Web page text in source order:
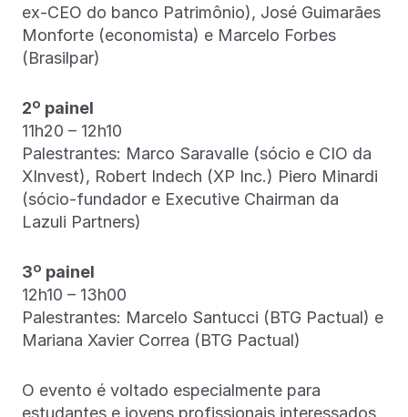
ex-CEO do banco Patrimônio), José Guimarães
Monforte (economista) e Marcelo Forbes
(Brasilpar)
2º painel
11h20 – 12h10
Palestrantes: Marco Saravalle (sócio e CIO da
XInvest), Robert Indech (XP Inc.) Piero Minardi
(sócio-fundador e Executive Chairman da
Lazuli Partners)
3º painel
12h10 – 13h00
Palestrantes: Marcelo Santucci (BTG Pactual) e
Mariana Xavier Correa (BTG Pactual)
O evento é voltado especialmente para
estudantes e jovens profissionais interessados